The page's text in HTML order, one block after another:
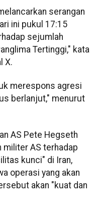
serangan
ini pukul 17:15
sejumlah
Tertinggi," kata
X.
merespons agresi
berlanjut," menurut
AS Pete Hegseth
militer AS terhadap
kunci" di Iran,
operasi yang akan
akan "kuat dan